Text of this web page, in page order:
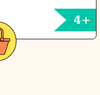
4+